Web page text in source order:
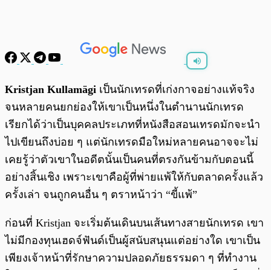
0:00 0:00
Kristjan Kullamägi เป็นนักเทรดที่เก่งกาจอย่างแท้จริง
จนหลายคนยกย่องให้เขาเป็นหนึ่งในตำนานนักเทรด
เรียกได้ว่าเป็นบุคคลประเภทที่หนังสือสอนเทรดมักจะนำ
ไปเขียนถึงบ่อย ๆ แต่นักเทรดมือใหม่หลายคนอาจจะไม่
เคยรู้ว่าตัวเขาในอดีตนั้นเป็นคนที่ตรงกันข้ามกับตอนนี้
อย่างสิ้นเชิง เพราะเขาคือผู้ที่พ่ายแพ้ให้กับตลาดครั้งแล้ว
ครั้งเล่า จนถูกคนอื่น ๆ ตราหน้าว่า “ขี้แพ้”
ก่อนที่ Kristjan จะเริ่มต้นเดินบนเส้นทางสายนักเทรด เขา
ไม่มีกองทุนเฮดจ์ฟันด์เป็นผู้สนับสนุนแต่อย่างใด เขาเป็น
เพียงเจ้าหน้าที่รักษาความปลอดภัยธรรมดา ๆ ที่ทำงาน